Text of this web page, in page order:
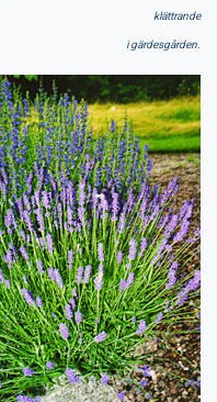
klättrande
i gärdesgården.